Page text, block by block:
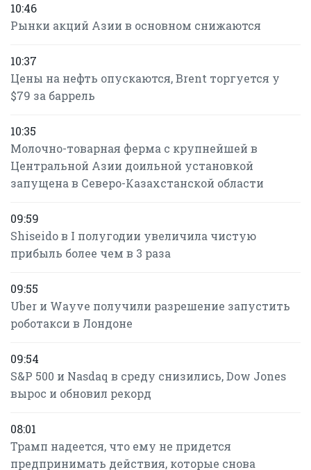
10:46
Рынки акций Азии в основном снижаются
10:37
Цены на нефть опускаются, Brent торгуется у
$79 за баррель
10:35
Молочно-товарная ферма с крупнейшей в
Центральной Азии доильной установкой
запущена в Северо-Казахстанской области
09:59
Shiseido в I полугодии увеличила чистую
прибыль более чем в 3 раза
09:55
Uber и Wayve получили разрешение запустить
роботакси в Лондоне
09:54
S&P 500 и Nasdaq в среду снизились, Dow Jones
вырос и обновил рекорд
08:01
Трамп надеется, что ему не придется
предпринимать действия, которые снова